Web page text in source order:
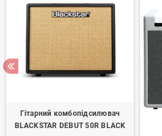
Гітарний комбопідсилювач
BLACKSTAR DEBUT 50R BLACK